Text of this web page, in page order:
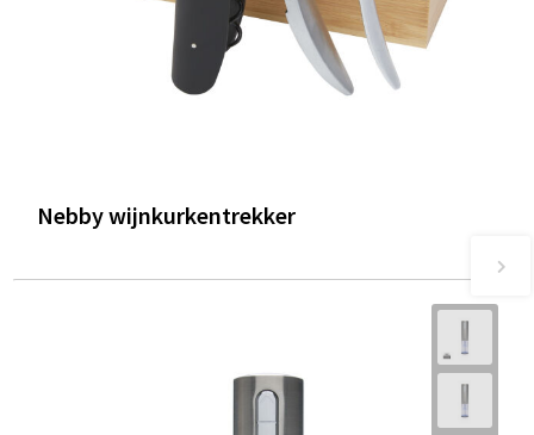
Nebby wijnkurkentrekker